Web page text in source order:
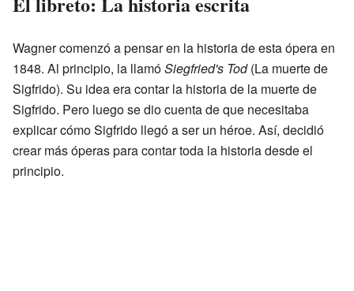
Wagner comenzó a pensar en la historia de esta ópera en
1848. Al principio, la llamóSiegfried's Tod(La muerte de
Sigfrido). Su idea era contar la historia de la muerte de
Sigfrido. Pero luego se dio cuenta de que necesitaba
explicar cómo Sigfrido llegó a ser un héroe. Así, decidió
crear más óperas para contar toda la historia desde el
principio.